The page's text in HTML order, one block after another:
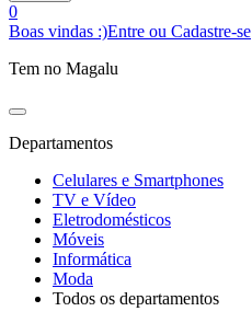
0
Boas vindas :)Entre ou Cadastre-se
Tem no Magalu
Departamentos
Celulares e Smartphones
TV e Vídeo
Eletrodomésticos
Móveis
Informática
Moda
Todos os departamentos